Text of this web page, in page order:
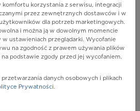
FILTRY
komfortu korzystania z serwisu, integracji
przez zewnętrznych dostawców i w
dla potrzeb marketingowych.
i można ją w dowolnym momencie
w ustawieniach przeglądarki. Wycofanie
na zgodność z prawem używania plików
podstawie zgody przed jej wycofaniem.
danych osobowych i plikach
Prywatności.